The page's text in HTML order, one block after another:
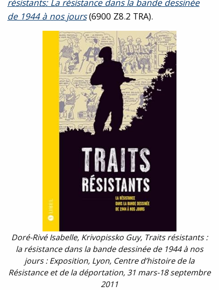
résistants: La résistance dans la bande dessinée
de 1944 à nos jours(6900 Z8.2 TRA).
Doré-Rivé Isabelle, Krivopissko Guy, Traits résistants :
la résistance dans la bande dessinée de 1944 à nos
jours : Exposition, Lyon, Centre d’histoire de la
Résistance et de la déportation, 31 mars-18 septembre
2011